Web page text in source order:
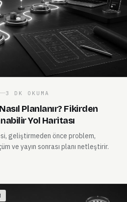
3 DK OKUMA
Planlanır? Fikirden
Yol Haritası
geliştirmeden önce problem,
ve yayın sonrası planı netleştirir.